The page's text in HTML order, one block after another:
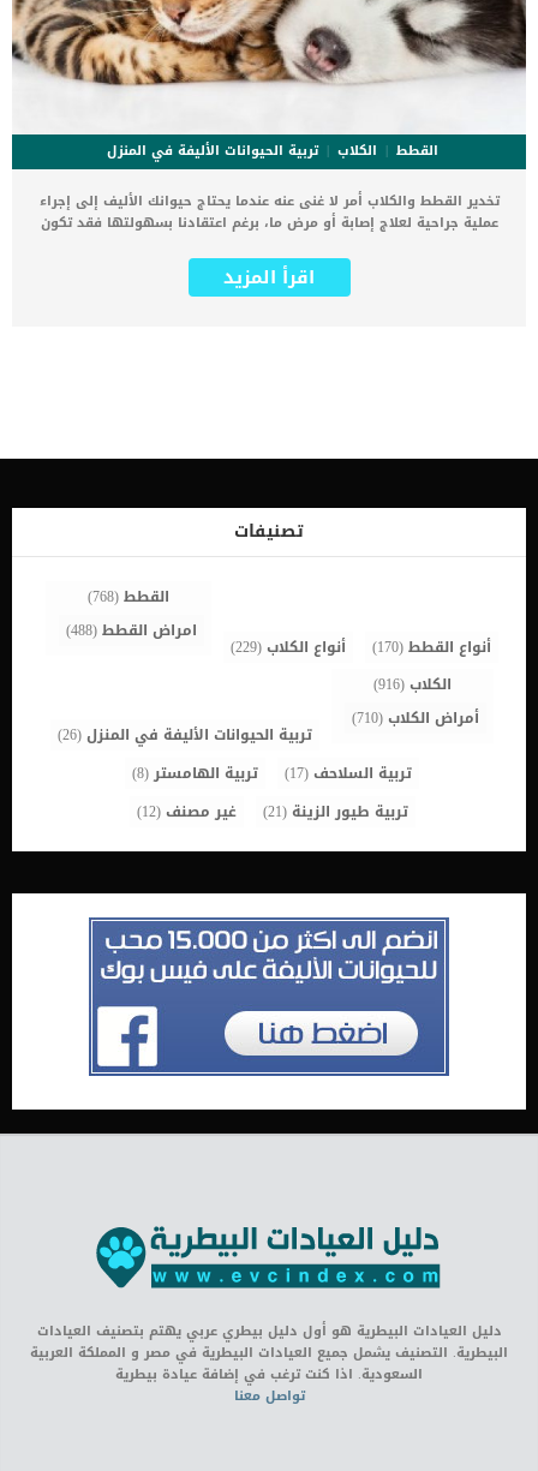
القطط الكلاب
تربية الحيوانات الأليفة في المنزل
تخدير القطط والكلاب أمر لا غنى عنه عندما يحتاج حيوانك الأليف إلى إجراء
عملية جراحية لعلاج إصابة أو مرض ما، برغم اعتقادنا بسهولتها فقد تكون
على صحة الحيوان الأليف، ومن على تأثير العملية الجراحية عليه وهنا يلجأ
كل منهم إلى التخدير. يعتبر تخدير القطط والكلاب بالنسبة إليهم هو الحل
تخدير الحيوانات الأليفة يتطلب القيام ببعض الإجراءات والمحفزات التي
مناسب إذا كان الحيوان الأليف غير قادر على الحركة أو إذا كان يقوم بمضغ
الأنابيب الطبية. لذلك تكون الطريقة الوحيدة التي تساعد على إجراء
العملية الجراحية ومنع الحيوانات من مضغ الأنابيب الطبية هي التخدير،
للقطط والكلاب فوائد كثيرة… يقلل […]
اقرأ المزيد
تصنيفات
أنواع القطط(170) أنواع الكلاب(229)
القطط(768)
امراض القطط(488)
الكلاب(916)
أمراض الكلاب(710)
تربية الحيوانات الأليفة في المنزل(26)
تربية السلاحف(17) تربية الهامستر(8)
تربية طيور الزينة (21) غير مصنف(12)
دليل العيادات البيطرية هو أول دليل بيطري عربي يهتم بتصنيف العيادات
البيطرية. التصنيف يشمل جميع العيادات البيطرية في مصر و المملكة العربية
السعودية. اذا كنت ترغب في إضافة عيادة بيطرية
تواصل معنا